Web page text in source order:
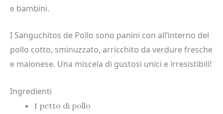
e bambini.
I Sanguchitos de Pollo sono panini con all’interno del
pollo cotto, sminuzzato, arricchito da verdure fresche
e maionese. Una miscela di gustosi unici e irresistibili!
Ingredienti
1 petto di pollo